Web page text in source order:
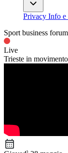
Privacy Info e
Sport business
Live
Trieste in